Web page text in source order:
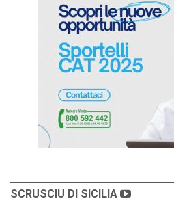
SCRUSCIU DI SICILIA